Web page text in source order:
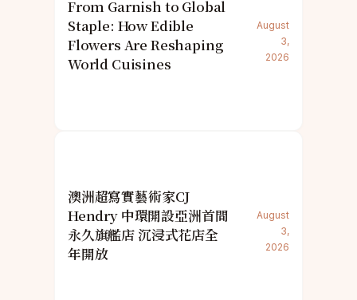
From Garnish to Global
Staple: How Edible
Flowers Are Reshaping
World Cuisines
August
3,
2026
澳洲超寫實藝術家CJ
Hendry 中環開設亞洲首間
永久旗艦店 沉浸式花店全
年開放
August
3,
2026